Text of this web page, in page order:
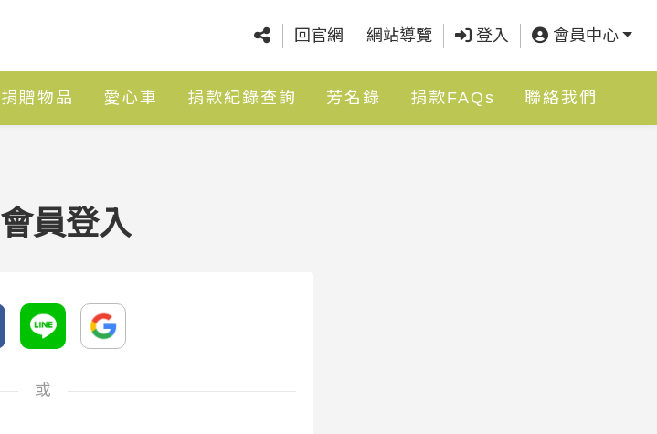
回官網 網站導覽 登入 會員中心
捐贈物品 愛心車 捐款紀錄查詢 芳名錄 捐款FAQs 聯絡我們
會員登入
或